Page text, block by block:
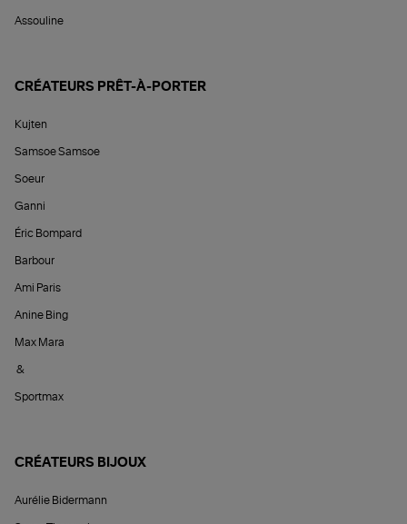
Assouline
CRÉATEURS PRÊT-À-PORTER
Kujten
Samsoe Samsoe
Soeur
Ganni
Éric Bompard
Barbour
Ami Paris
Anine Bing
Max Mara
&
Sportmax
CRÉATEURS BIJOUX
Aurélie Bidermann